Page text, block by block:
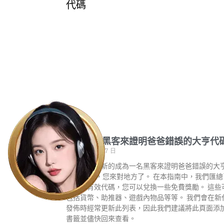
成為一名黑客來證明爸爸錯誤的大亨代
2023 年 7 月 17 日
正在尋找最新的成為一名黑客來證明爸爸錯誤的大
碼？ 好吧，您來對地方了。 在本指南中，我們匯總
最新的有效代碼，您可以兌換一些免費獎勵。 這些
包括貨幣、助推器、遊戲內物品等等。 我們會在新
發佈時經常更新此列表，因此我們建議將此頁面添
書籤並儘快回來查看。